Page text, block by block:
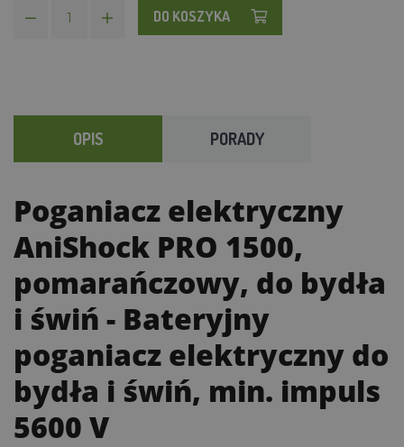
DO KOSZYKA
OPIS PORADY
Poganiacz elektryczny
AniShock PRO 1500,
pomarańczowy, do bydła
i świń - Bateryjny
poganiacz elektryczny do
bydła i świń, min. impuls
5600 V